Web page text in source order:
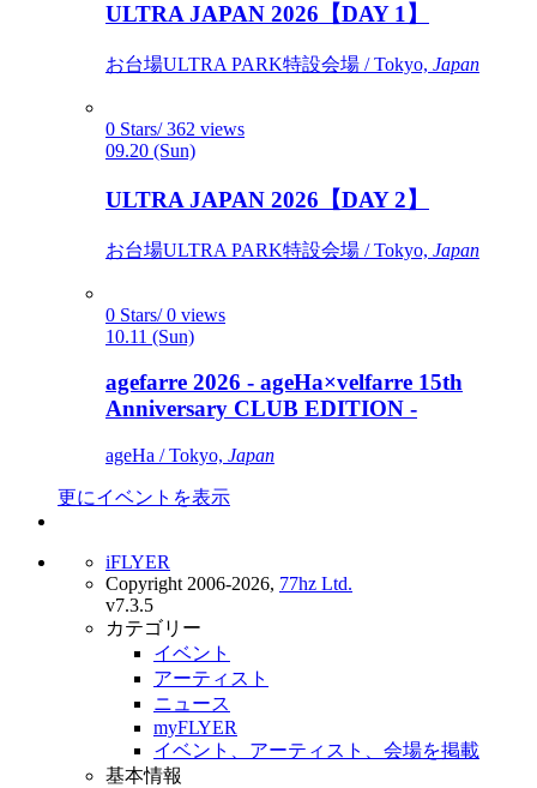
ULTRA JAPAN 2026【DAY 1】
お台場ULTRA PARK特設会場 / Tokyo, Japan
0 Stars/ 362 views
09.20 (Sun)
ULTRA JAPAN 2026【DAY 2】
お台場ULTRA PARK特設会場 / Tokyo, Japan
0 Stars/ 0 views
10.11 (Sun)
agefarre 2026 - ageHa×velfarre 15th
Anniversary CLUB EDITION -
ageHa / Tokyo, Japan
更にイベントを表示
iFLYER
Copyright 2006-2026, 77hz Ltd.
v7.3.5
カテゴリー
イベント
アーティスト
ニュース
myFLYER
イベント、アーティスト、会場を掲載
基本情報